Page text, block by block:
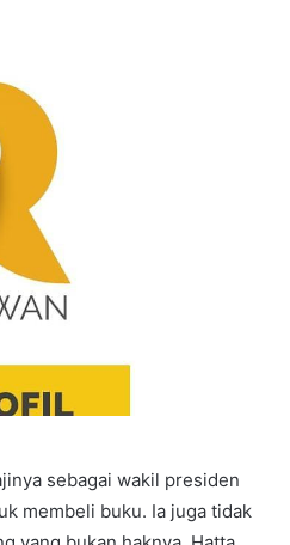
sebagai wakil presiden
membeli buku. Ia juga tidak